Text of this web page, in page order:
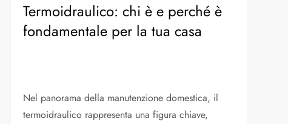
Termoidraulico: chi è e perché è
fondamentale per la tua casa
Nel panorama della manutenzione domestica, il
termoidraulico rappresenta una figura chiave,